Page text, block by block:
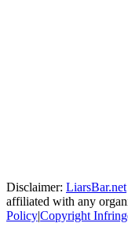
Disclaimer: LiarsBar.net
affiliated with any
Policy|Copyright